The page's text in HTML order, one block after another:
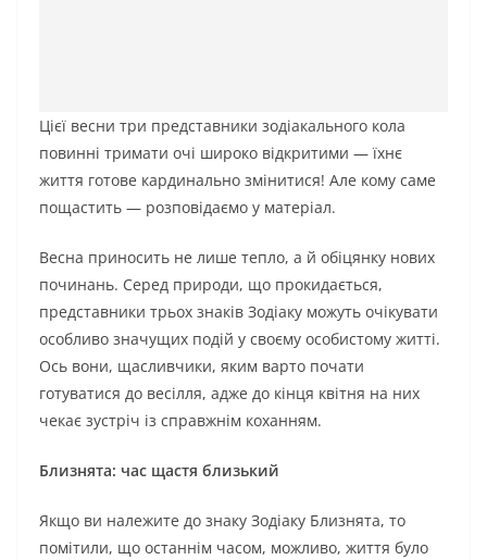
Цієї весни три представники зодіакального кола
повинні тримати очі широко відкритими — їхнє
життя готове кардинально змінитися! Але кому саме
пощастить — розповідаємо у матеріал.
Весна приносить не лише тепло, а й обіцянку нових
починань. Серед природи, що прокидається,
представники трьох знаків Зодіаку можуть очікувати
особливо значущих подій у своєму особистому житті.
Ось вони, щасливчики, яким варто почати
готуватися до весілля, адже до кінця квітня на них
чекає зустріч із справжнім коханням.
Близнята: час щастя близький
Якщо ви належите до знаку Зодіаку Близнята, то
помітили, що останнім часом, можливо, життя було